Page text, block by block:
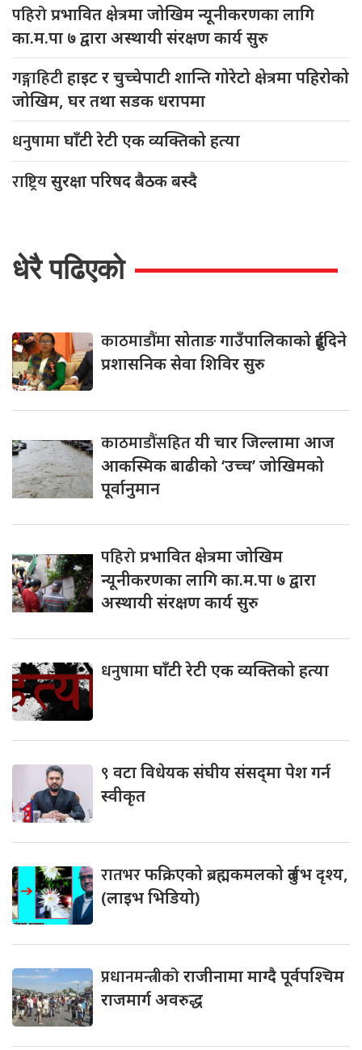
पहिरोप्रभावित क्षेत्रमा जोखिम न्यूनीकरणका लागि
का.म.पा ७ द्वारा अस्थायी संरक्षण कार्य सुरु
गङ्गाहिटीहाइट र चुच्चेपाटी शान्ति गोरेटो क्षेत्रमा पहिरोको
जोखिम, घर तथा सडक धरापमा
धनुषामाघाँटी रेटी एक व्यक्तिको हत्या
राष्ट्रियसुरक्षा परिषद बैठक बस्दै
धेरै पढिएको
काठमाडौंमासोताङ गाउँपालिकाको दुईदिने
प्रशासनिक सेवा शिविर सुरु
काठमाडौंसहितयी चार जिल्लामा आज
आकस्मिक बाढीको ‘उच्च’ जोखिमको
पूर्वानुमान
पहिरोप्रभावित क्षेत्रमा जोखिम
न्यूनीकरणका लागि का.म.पा ७ द्वारा
अस्थायी संरक्षण कार्य सुरु
धनुषामाघाँटी रेटी एक व्यक्तिको हत्या
९ वटा विधेयक संघीय संसद्‌मा पेश गर्न
स्वीकृत
रातभरफक्रिएको ब्रह्मकमलको दुर्लभ दृश्य,
(लाइभ भिडियो)
प्रधानमन्त्रीकोराजीनामा माग्दै पूर्वपश्चिम
राजमार्ग अवरुद्ध